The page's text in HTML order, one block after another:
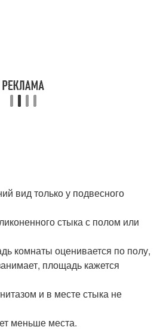
вид только у подвесного
стыка с полом или
комнаты оценивается по полу,
площадь кажется
и в месте стыка не
меньше места.